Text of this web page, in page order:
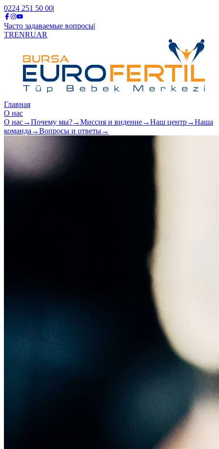
0224 251 50 00|
Часто задаваемые вопросы|
TRENRUAR
Главная
О нас
О нас→Почему мы?→Миссия и видение→Наш центр→Наша
команда →Вопросы и ответы→